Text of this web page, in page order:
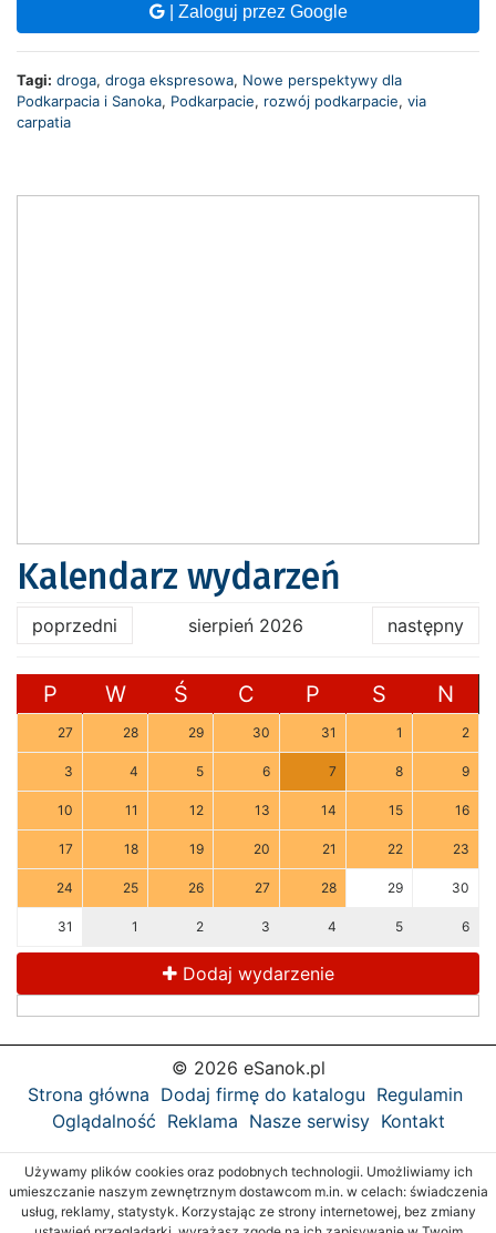
| Zaloguj przez Google
Tagi: droga, droga ekspresowa, Nowe perspektywy dla
Podkarpacia i Sanoka, Podkarpacie, rozwój podkarpacie, via
carpatia
Kalendarz wydarzeń
poprzedni sierpień 2026 następny
P W Ś C P S N
27 28 29 30 31 1 2
3 4 5 6 7 8 9
10 11 12 13 14 15 16
17 18 19 20 21 22 23
24 25 26 27 28 29 30
31 1 2 3 4 5 6
Dodaj wydarzenie
© 2026 eSanok.pl
Strona główna Dodaj firmę do katalogu Regulamin
Oglądalność Reklama Nasze serwisy Kontakt
Używamy plików cookies oraz podobnych technologii. Umożliwiamy ich
umieszczanie naszym zewnętrznym dostawcom m.in. w celach: świadczenia
usług, reklamy, statystyk. Korzystając ze strony internetowej, bez zmiany